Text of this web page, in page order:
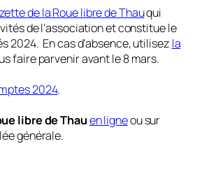
de la Roue libre de Thauqui
de l’association et constitue le
2024. En cas d’absence, utilisez la
faire parvenir avant le 8 mars.
2024.
libre de Thauen ligneou sur
générale.